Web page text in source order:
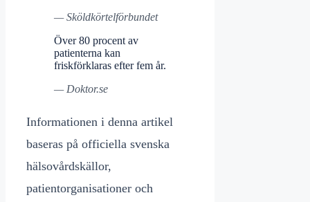
— Sköldkörtelförbundet
Över 80 procent av
patienterna kan
friskförklaras efter fem år.
— Doktor.se
Informationen i denna artikel
baseras på officiella svenska
hälsovårdskällor,
patientorganisationer och